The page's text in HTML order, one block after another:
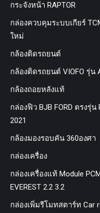
กระจังหน้า RAPTOR
กล่องควบคุมระบบเกียร์
ใหม่
กล้องติดรถยนต์
กล้องติดรถยนต์ VIOFO รุ่น
กล้องถอยหลังแท้
กล่องฟิว BJB FORD ตรงรุ่น
2021
กล้องมองรอบคัน 360องศา
กล่องเครื่อง
กล่องเครื่องแท้ Module
EVEREST 2.2 3.2
กล่องเพิ่มรีโมทสตาร์ท Car